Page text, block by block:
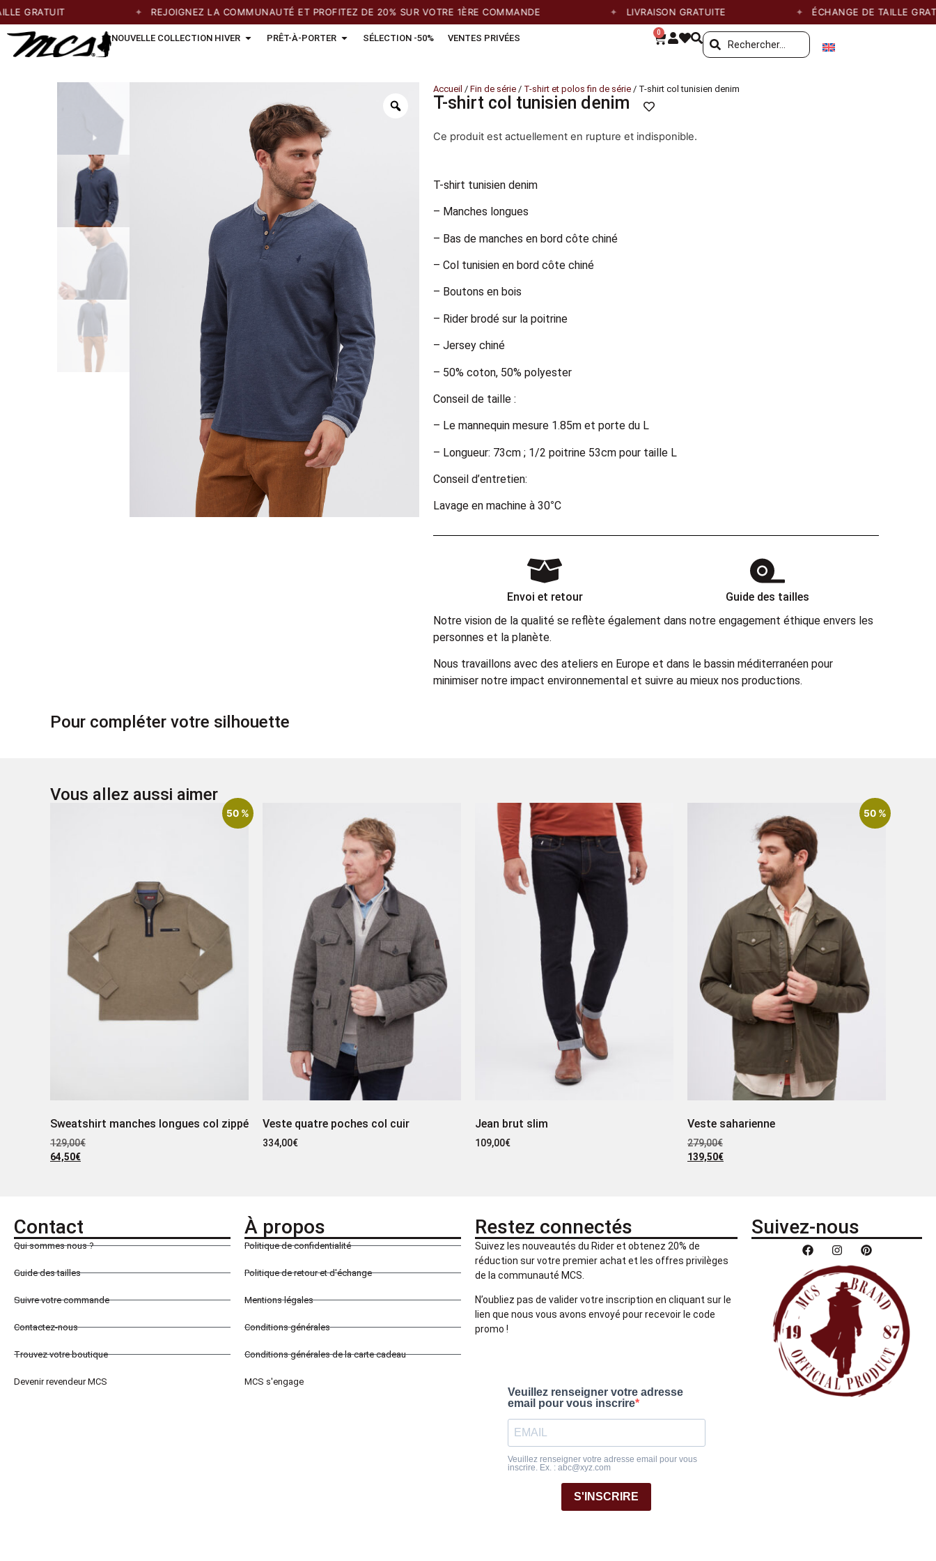
REJOIGNEZ LA COMMUNAUTÉ ET PROFITEZ DE 20% SUR VOTRE 1ÈRE COMMANDE LIVRAISON GRATUITE ÉCHANGE DE TAILLE GRATUIT
NOUVELLE COLLECTION HIVER PRÊT-À-PORTER SÉLECTION -50% VENTES PRIVÉES
0
Accueil / Fin de série / T-shirt et polos fin de série / T-shirt col tunisien denim
T-shirt col tunisien denim
Ce produit est actuellement en rupture et indisponible.
T-shirt tunisien denim
– Manches longues
– Bas de manches en bord côte chiné
– Col tunisien en bord côte chiné
– Boutons en bois
– Rider brodé sur la poitrine
– Jersey chiné
– 50% coton, 50% polyester
Conseil de taille :
– Le mannequin mesure 1.85m et porte du L
– Longueur: 73cm ; 1/2 poitrine 53cm pour taille L
Conseil d’entretien:
Lavage en machine à 30°C
Envoi et retour
Guide des tailles
Notre vision de la qualité se reflète également dans notre engagement éthique envers les
personnes et la planète.
Nous travaillons avec des ateliers en Europe et dans le bassin méditerranéen pour
minimiser notre impact environnemental et suivre au mieux nos productions.
Pour compléter votre silhouette
Vous allez aussi aimer
50 %
Sweatshirt manches longues col zippé
129,00€
64,50€
Veste quatre poches col cuir
334,00€
Jean brut slim
109,00€
50 %
Veste saharienne
279,00€
139,50€
Contact
Qui sommes nous ?
Guide des tailles
Suivre votre commande
Contactez-nous
Trouvez votre boutique
Devenir revendeur MCS
À propos
Politique de confidentialité
Politique de retour et d'échange
Mentions légales
Conditions générales
Conditions générales de la carte cadeau
MCS s'engage
Restez connectés
Suivez les nouveautés du Rider et obtenez 20% de
réduction sur votre premier achat et les offres privilèges
de la communauté MCS.
N’oubliez pas de valider votre inscription en cliquant sur le
lien que nous vous avons envoyé pour recevoir le code
promo !
Veuillez renseigner votre adresse
email pour vous inscrire
Veuillez renseigner votre adresse email pour vous
inscrire. Ex. : abc@xyz.com
S'INSCRIRE
Suivez-nous